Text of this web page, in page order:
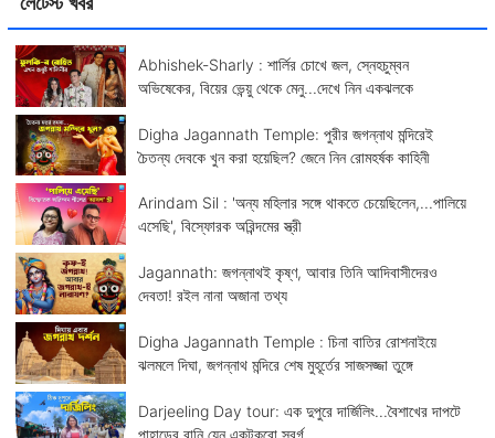
Abhishek-Sharly : শার্লির চোখে জল, স্নেহচুম্বন
অভিষেকের, বিয়ের ভেন্য়ু থেকে মেনু...দেখে নিন একঝলকে
Digha Jagannath Temple: পুরীর জগন্নাথ মন্দিরেই
চৈতন্য দেবকে খুন করা হয়েছিল? জেনে নিন রোমহর্ষক কাহিনী
Arindam Sil : 'অন্য মহিলার সঙ্গে থাকতে চেয়েছিলেন,...পালিয়ে
এসেছি', বিস্ফোরক অরিন্দমের স্ত্রী
Jagannath: জগন্নাথই কৃষ্ণ, আবার তিনি আদিবাসীদেরও
দেবতা! রইল নানা অজানা তথ্য
Digha Jagannath Temple : চিনা বাতির রোশনাইয়ে
ঝলমলে দিঘা, জগন্নাথ মন্দিরে শেষ মুহূর্তের সাজসজ্জা তুঙ্গে
Darjeeling Day tour: এক দুপুরে দার্জিলিং...বৈশাখের দাপটে
পাহাড়ের রানি যেন একটুকরো স্বর্গ